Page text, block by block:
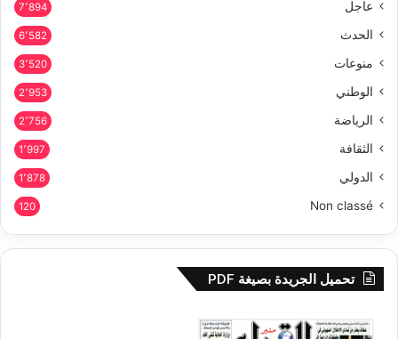
عاجل 7٬894
الحدث 6٬582
منوعات 3٬520
الوطني 2٬953
الرياضة 2٬756
الثقافة 1٬997
الدولي 1٬878
Non classé
120
تحميل الجريدة بصيغة PDF